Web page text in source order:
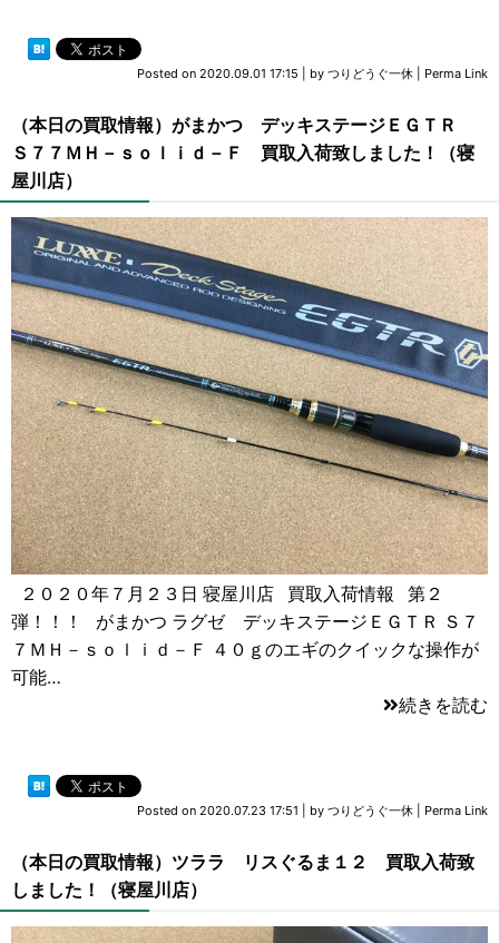
Posted on 2020.09.01 17:15 by つりどうぐ一休 Perma Link
（本日の買取情報）がまかつ デッキステージＥＧＴＲ
Ｓ７７ＭＨ－ｓｏｌｉｄ－Ｆ 買取入荷致しました！（寝
屋川店）
２０２０年７月２３日 寝屋川店 買取入荷情報 第２
弾！！！ がまかつ ラグゼ デッキステージＥＧＴＲ Ｓ７
７ＭＨ－ｓｏｌｉｄ－Ｆ ４０ｇのエギのクイックな操作が
可能…
続きを読む
Posted on 2020.07.23 17:51 by つりどうぐ一休 Perma Link
（本日の買取情報）ツララ リスぐるま１２ 買取入荷致
しました！（寝屋川店）